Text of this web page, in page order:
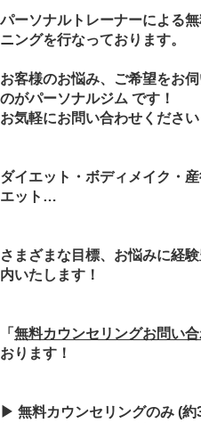
パーソナルトレーナーによる
ニングを行なっております。
お客様のお悩み、ご希望をお
のがパーソナルジム です！
お気軽にお問い合わせくださ
ダイエット・ボディメイク・
エット…
さまざまな目標、お悩みに経
内いたします！
「 無料カウンセリングお問い
おります！
▶ 無料カウンセリングのみ (約